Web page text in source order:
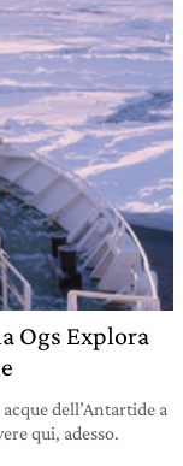
Ogs Explora
dell’Antartide a
qui, adesso.